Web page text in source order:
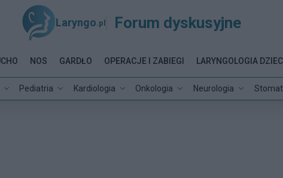
Laryngo .pl Forum dyskusyjne
Pediatria Kardiologia Onkologia Neurologia
NOS GARDŁO OPERACJE I ZABIEGI LARYNGOLOGIA